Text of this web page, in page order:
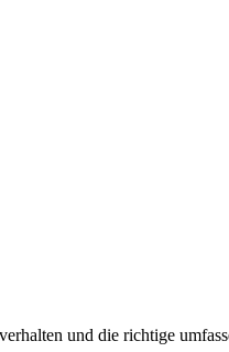
und die richtige